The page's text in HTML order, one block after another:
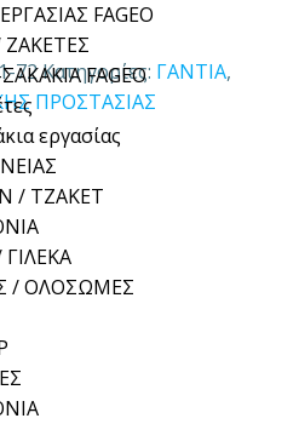
FAGEO
FAGEO
εργασίας
/ ΤΖΑΚΕΤ
/ ΟΛΟΣΩΜΕΣ
72Κατηγορίες: ΓΑΝΤΙΑ,
ΠΡΟΣΤΑΣΙΑΣ